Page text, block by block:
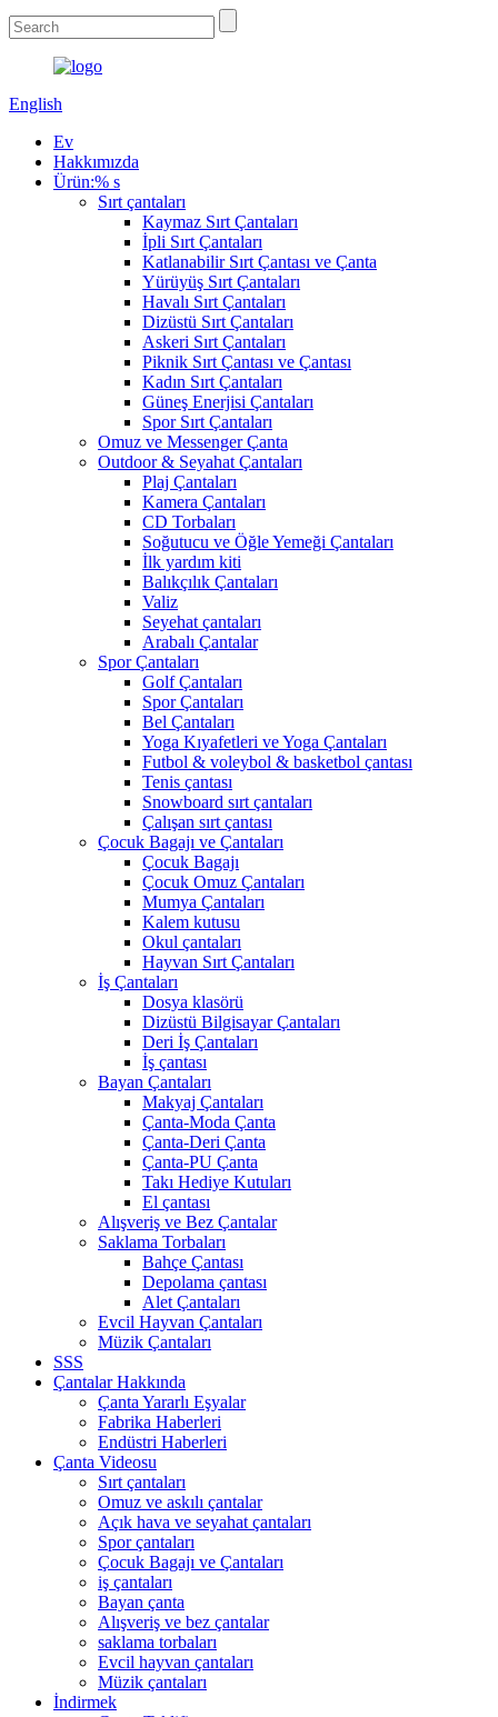
English
Ev
Hakkımızda
Ürün:% s
Sırt çantaları
Kaymaz Sırt Çantaları
İpli Sırt Çantaları
Katlanabilir Sırt Çantası ve Çanta
Yürüyüş Sırt Çantaları
Havalı Sırt Çantaları
Dizüstü Sırt Çantaları
Askeri Sırt Çantaları
Piknik Sırt Çantası ve Çantası
Kadın Sırt Çantaları
Güneş Enerjisi Çantaları
Spor Sırt Çantaları
Omuz ve Messenger Çanta
Outdoor & Seyahat Çantaları
Plaj Çantaları
Kamera Çantaları
CD Torbaları
Soğutucu ve Öğle Yemeği Çantaları
İlk yardım kiti
Balıkçılık Çantaları
Valiz
Seyehat çantaları
Arabalı Çantalar
Spor Çantaları
Golf Çantaları
Spor Çantaları
Bel Çantaları
Yoga Kıyafetleri ve Yoga Çantaları
Futbol & voleybol & basketbol çantası
Tenis çantası
Snowboard sırt çantaları
Çalışan sırt çantası
Çocuk Bagajı ve Çantaları
Çocuk Bagajı
Çocuk Omuz Çantaları
Mumya Çantaları
Kalem kutusu
Okul çantaları
Hayvan Sırt Çantaları
İş Çantaları
Dosya klasörü
Dizüstü Bilgisayar Çantaları
Deri İş Çantaları
İş çantası
Bayan Çantaları
Makyaj Çantaları
Çanta-Moda Çanta
Çanta-Deri Çanta
Çanta-PU Çanta
Takı Hediye Kutuları
El çantası
Alışveriş ve Bez Çantalar
Saklama Torbaları
Bahçe Çantası
Depolama çantası
Alet Çantaları
Evcil Hayvan Çantaları
Müzik Çantaları
SSS
Çantalar Hakkında
Çanta Yararlı Eşyalar
Fabrika Haberleri
Endüstri Haberleri
Çanta Videosu
Sırt çantaları
Omuz ve askılı çantalar
Açık hava ve seyahat çantaları
Spor çantaları
Çocuk Bagajı ve Çantaları
iş çantaları
Bayan çanta
Alışveriş ve bez çantalar
saklama torbaları
Evcil hayvan çantaları
Müzik çantaları
İndirmek